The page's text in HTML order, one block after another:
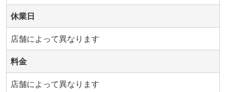
休業日
店舗によって異なります
料金
店舗によって異なります